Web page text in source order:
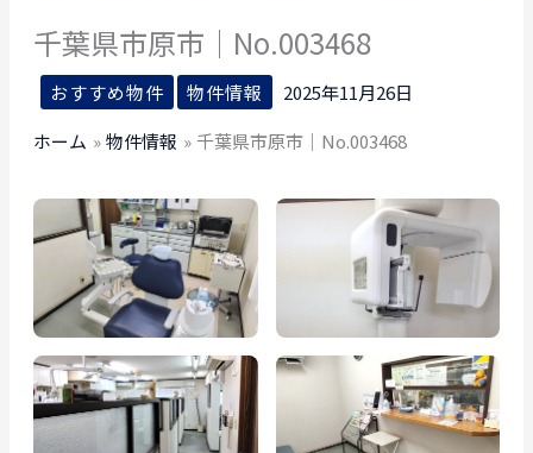
千葉県市原市｜No.003468
おすすめ物件 物件情報
2025年11月26日
ホーム
物件情報 千葉県市原市｜No.003468